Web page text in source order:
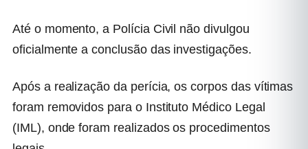
Até o momento, a Polícia Civil não divulgou
oficialmente a conclusão das investigações.
Após a realização da perícia, os corpos das vítimas
foram removidos para o Instituto Médico Legal
(IML), onde foram realizados os procedimentos